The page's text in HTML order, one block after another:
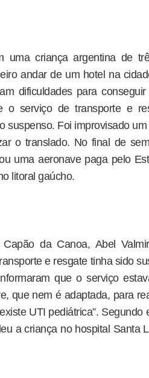
uma criança argentina de
andar de um hotel na
dificuldades para
o serviço de transporte e
suspenso. Foi improvisado
o translado. No final de
uma aeronave paga pelo
litoral gaúcho.
da Canoa, Abel
e resgate tinha sido
que o serviço
que nem é adaptada, para
UTI pediátrica”. Segundo
a criança no hospital Santa